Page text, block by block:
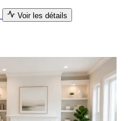
Voir les détails